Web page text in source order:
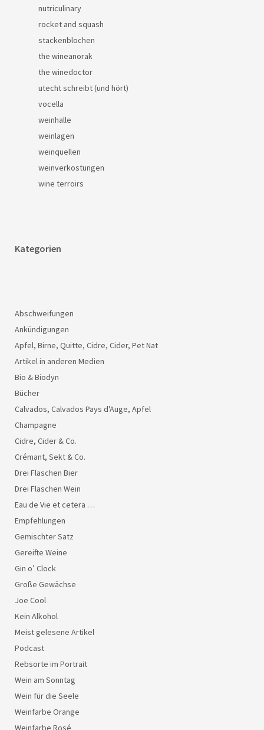
nutriculinary
rocket and squash
stackenblochen
the wineanorak
the winedoctor
utecht schreibt (und hört)
vocella
weinhalle
weinlagen
weinquellen
weinverkostungen
wine terroirs
Kategorien
Abschweifungen
Ankündigungen
Apfel, Birne, Quitte, Cidre, Cider, Pet Nat
Artikel in anderen Medien
Bio & Biodyn
Bücher
Calvados, Calvados Pays d'Auge, Apfel
Champagne
Cidre, Cider & Co.
Crémant, Sekt & Co.
Drei Flaschen Bier
Drei Flaschen Wein
Eau de Vie et cetera …
Empfehlungen
Gemischter Satz
Gereifte Weine
Gin o’ Clock
Große Gewächse
Joe Cool
Kein Alkohol
Meist gelesene Artikel
Podcast
Rebsorte im Portrait
Wein am Sonntag
Wein für die Seele
Weinfarbe Orange
Weinfarbe Rosé